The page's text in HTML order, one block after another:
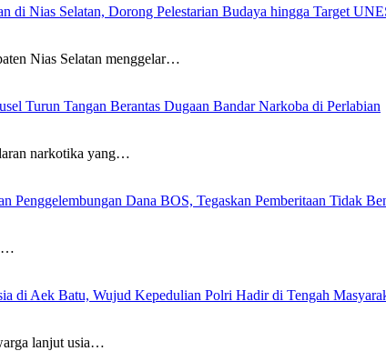
di Nias Selatan, Dorong Pelestarian Budaya hingga Target
Nias Selatan menggelar…
Turun Tangan Berantas Dugaan Bandar Narkoba di Perlabian
narkotika yang…
Dana BOS, Tegaskan Pemberitaan Tidak
di Aek Batu, Wujud Kepedulian Polri Hadir di Tengah
lanjut usia…